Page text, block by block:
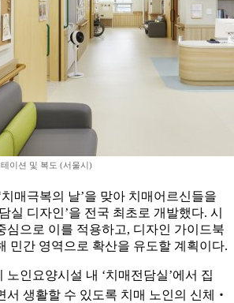
이션 및 복도 (서울시)
매극복의 날’을 맞아 치매어르신들을
실 디자인’을 전국 최초로 개발했다. 시
심으로 이를 적용하고, 디자인 가이드북
민간 영역으로 확산을 유도할 계획이다.
인요양시설 내 ‘치매전담실’에서 집
서 생활할 수 있도록 치매 노인의 신체‧